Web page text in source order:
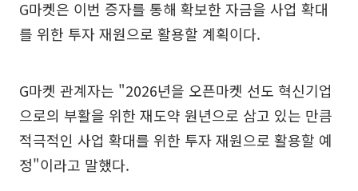
G마켓은 이번 증자를 통해 확보한 자금을 사업 확대
를 위한 투자 재원으로 활용할 계획이다.
G마켓 관계자는 "2026년을 오픈마켓 선도 혁신기업
으로의 부활을 위한 재도약 원년으로 삼고 있는 만큼
적극적인 사업 확대를 위한 투자 재원으로 활용할 예
정"이라고 말했다.